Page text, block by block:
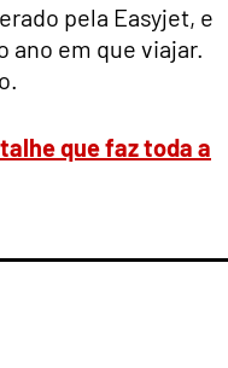
pela Easyjet, e
ano em que viajar.
que faz toda a